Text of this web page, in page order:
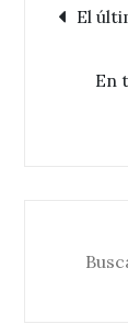
de
El
En